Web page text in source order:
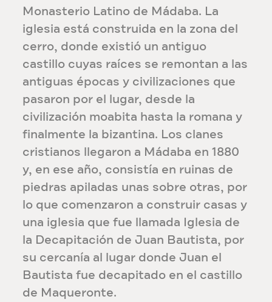
Monasterio Latino de Mádaba. La
iglesia está construida en la zona del
cerro, donde existió un antiguo
castillo cuyas raíces se remontan a las
antiguas épocas y civilizaciones que
pasaron por el lugar, desde la
civilización moabita hasta la romana y
finalmente la bizantina. Los clanes
cristianos llegaron a Mádaba en 1880
y, en ese año, consistía en ruinas de
piedras apiladas unas sobre otras, por
lo que comenzaron a construir casas y
una iglesia que fue llamada Iglesia de
la Decapitación de Juan Bautista, por
su cercanía al lugar donde Juan el
Bautista fue decapitado en el castillo
de Maqueronte.